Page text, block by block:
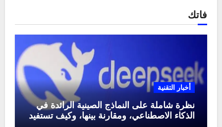
فاتك
أخبار التقنية
نظرة شاملة على النماذج الصينية الرائدة في
الذكاء الاصطناعي، ومقارنة بينها، وكيف تستفيد